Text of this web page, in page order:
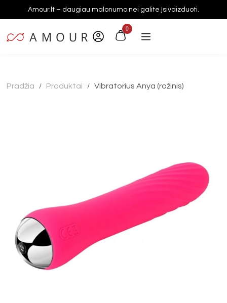
Amour.lt – daugiau malonumo nei galite įsivaizduoti.
0
Pradžia / Produktai / Vibratorius Anya (rožinis)